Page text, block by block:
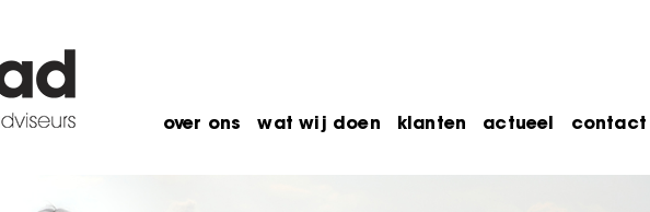
over ons wat wij doen klanten actueel contact